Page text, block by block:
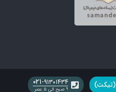
(تیکت) ۰۲۱-۹۱۳۰۱۴۳۴
۹ صبح الی ۵ عصر